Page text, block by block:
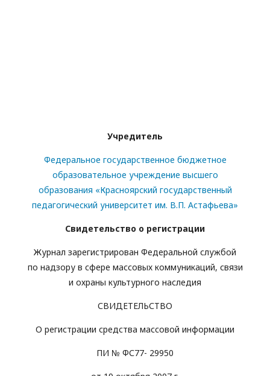
Учредитель
Федеральное государственное бюджетное
образовательное учреждение высшего
образования «Красноярский государственный
педагогический университет им. В.П. Астафьева»
Свидетельство о регистрации
Журнал зарегистрирован Федеральной службой
по надзору в сфере массовых коммуникаций, связи
и охраны культурного наследия
СВИДЕТЕЛЬСТВО
О регистрации средства массовой информации
ПИ № ФС77- 29950